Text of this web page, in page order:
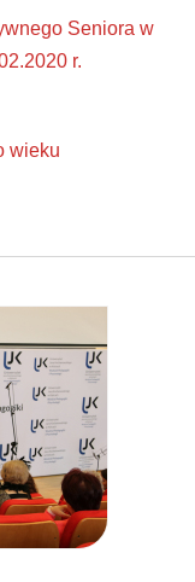
Seniora w
r.
wieku